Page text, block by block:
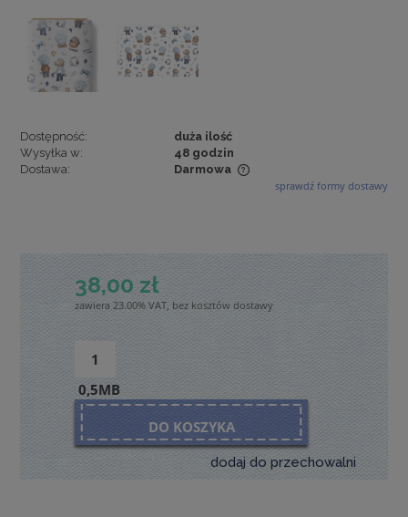
Dostępność:
duża ilość
Wysyłka w:
48 godzin
Dostawa:
Darmowa
Cena nie zawiera ewentualnych kosztów płatności
sprawdź formy dostawy
38,00 zł
zawiera 23.00% VAT, bez kosztów dostawy
0,5MB
DO KOSZYKA
dodaj do przechowalni